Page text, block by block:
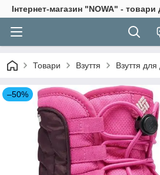
Інтернет-магазин "NOWA" - товари
Товари Взуття Взуття для
–50%